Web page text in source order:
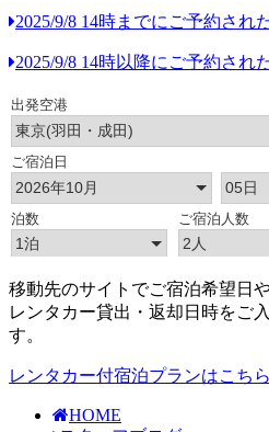
2025/9/8 14時までにご予約され
2025/9/8 14時以降にご予約され
移動先のサイトでご宿泊希望日
レンタカー貸出・返却日時をご
す。
レンタカー付宿泊プランはこちら
HOME